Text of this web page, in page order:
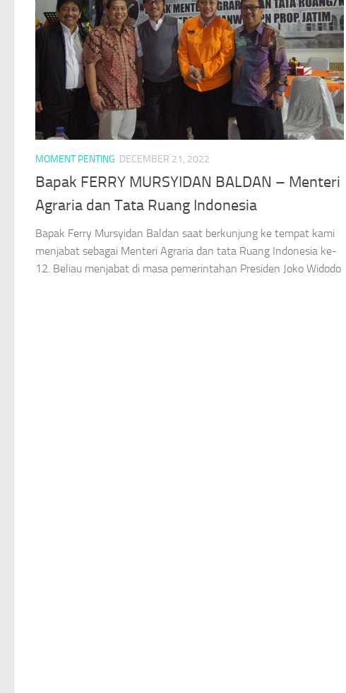
MOMENT PENTING DECEMBER 21, 2022
Bapak FERRY MURSYIDAN BALDAN – Menteri
Agraria dan Tata Ruang Indonesia
Bapak Ferry Mursyidan Baldan saat berkunjung ke tempat kami
menjabat sebagai Menteri Agraria dan tata Ruang Indonesia ke-
12. Beliau menjabat di masa pemerintahan Presiden Joko Widodo